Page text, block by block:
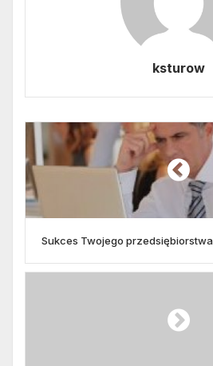
ksturow
Sukces Twojego przedsiębiorstwa